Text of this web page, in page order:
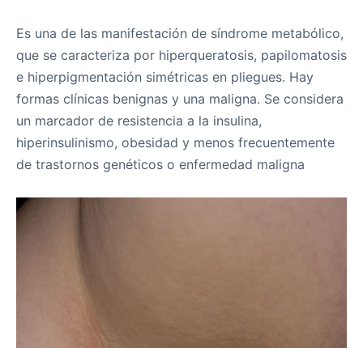
Es una de las manifestación de síndrome metabólico,
que se caracteriza por hiperqueratosis, papilomatosis
e hiperpigmentación simétricas en pliegues. Hay
formas clínicas benignas y una maligna. Se considera
un marcador de resistencia a la insulina,
hiperinsulinismo, obesidad y menos frecuentemente
de trastornos genéticos o enfermedad maligna